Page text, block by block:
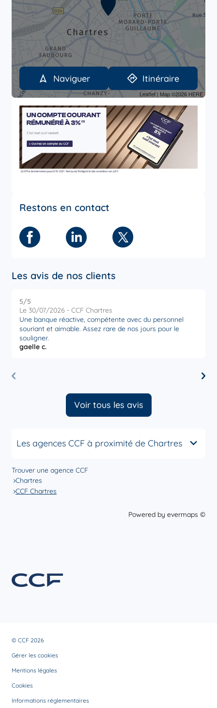
Leaflet | Map ©2026 HERE
Naviguer Itinéraire
Restons en contact
Facebook Linkedin Twitter
Les avis de nos clients
5/5
Le 30/07/2026 - CCF Chartres
Une banque réactive, compétente avec du personnel
souriant et aimable. Assez rare de nos jours pour le
souligner.
gaelle c.
Voir tous les avis
Les agences CCF à proximité de Chartres
Trouver une agence CCF
Chartres
CCF Chartres
Powered by evermaps ©
© CCF 2026
Gérer les cookies
Mentions légales
Cookies
Informations réglementaires